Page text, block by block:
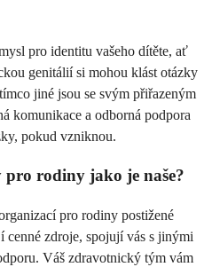
pro identitu vašeho dítěte, ať
genitálií si mohou klást otázky
jiné jsou se svým přiřazeným
komunikace a odborná podpora
pokud vzniknou.
rodiny jako je naše?
pro rodiny postižené
zdroje, spojují vás s jinými
Váš zdravotnický tým vám